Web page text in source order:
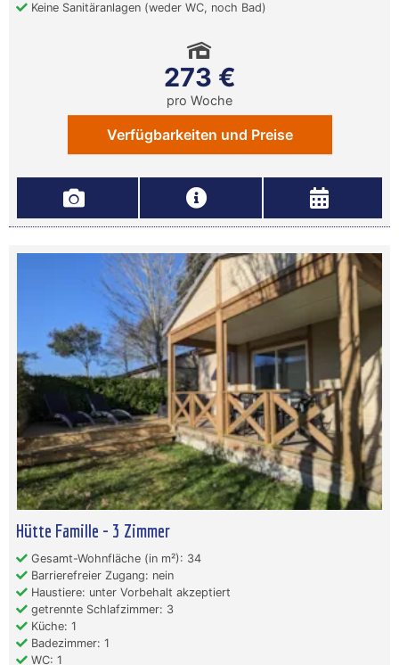
Keine Sanitäranlagen (weder WC, noch Bad)
273 €
pro Woche
Verfügbarkeiten und Preise
Hütte Famille - 3 Zimmer
Gesamt-Wohnfläche (in m²): 34
Barrierefreier Zugang: nein
Haustiere: unter Vorbehalt akzeptiert
getrennte Schlafzimmer: 3
Küche: 1
Badezimmer: 1
WC: 1